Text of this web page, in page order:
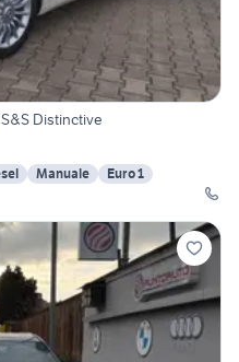
S&S Distinctive
Manuale
Euro 1